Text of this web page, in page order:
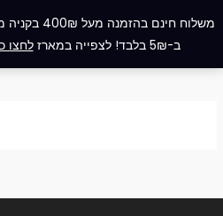
ב-5₪ בלבד! לצפייה במארז
לחצו
לתוכן